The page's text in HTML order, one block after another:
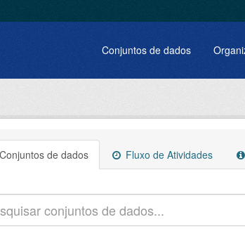
Conjuntos de dados
Conjuntos de dados Fluxo de Atividades